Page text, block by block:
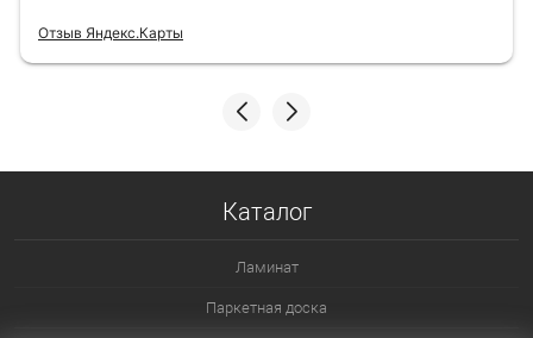
Отзыв Яндекс.Карты
Каталог
Ламинат
Паркетная доска